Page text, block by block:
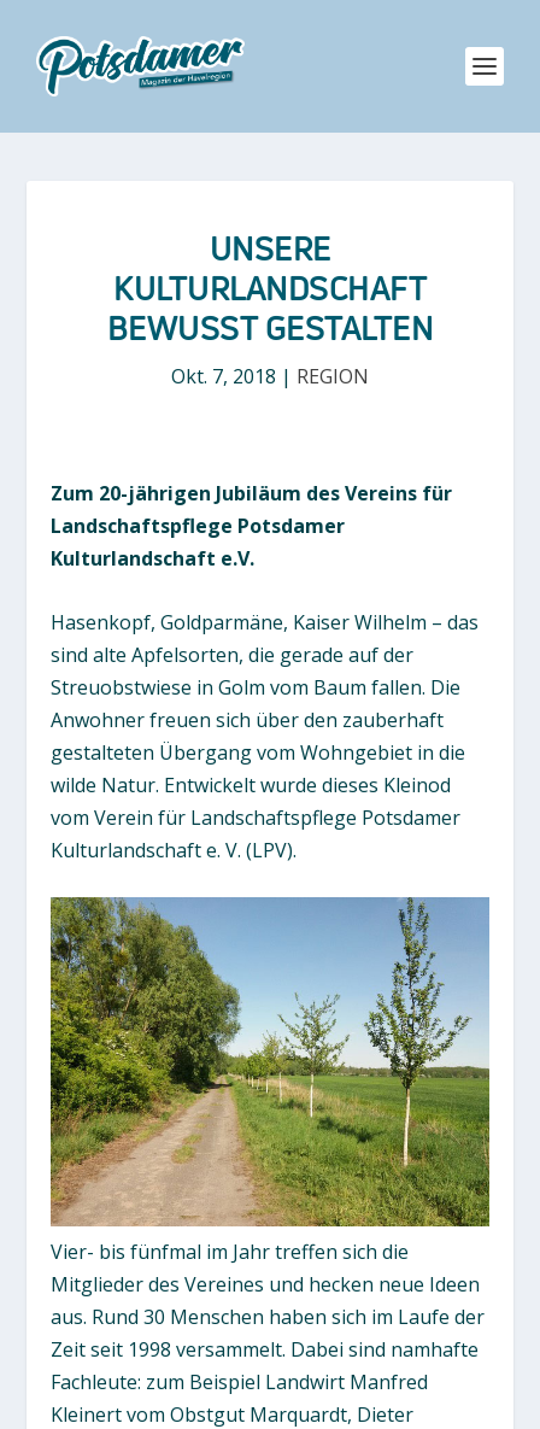
UNSERE
KULTURLANDSCHAFT
BEWUSST GESTALTEN
Okt. 7, 2018 | REGION
Zum 20-jährigen Jubiläum des Vereins für
Landschaftspflege Potsdamer
Kulturlandschaft e.V.
Hasenkopf, Goldparmäne, Kaiser Wilhelm – das
sind alte Apfelsorten, die gerade auf der
Streuobstwiese in Golm vom Baum fallen. Die
Anwohner freuen sich über den zauberhaft
gestalteten Übergang vom Wohngebiet in die
wilde Natur. Entwickelt wurde dieses Kleinod
vom Verein für Landschaftspflege Potsdamer
Kulturlandschaft e. V. (LPV).
Vier- bis fünfmal im Jahr treffen sich die
Mitglieder des Vereines und hecken neue Ideen
aus. Rund 30 Menschen haben sich im Laufe der
Zeit seit 1998 versammelt. Dabei sind namhafte
Fachleute: zum Beispiel Landwirt Manfred
Kleinert vom Obstgut Marquardt, Dieter